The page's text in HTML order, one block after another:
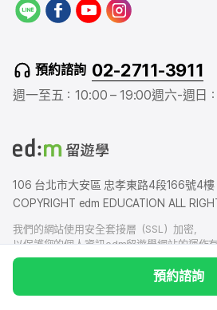
預約諮詢
a
b
o
o
u
e
a
r
預約諮詢 02-2711-3911
週一至五：10:00 – 19:00週六-週日
106 台北市大安區 忠孝東路4段166號4樓
COPYRIGHT edm EDUCATION ALL
我們的網站使用安全套接層（SSL）加密，
以保護您的個人資訊edm留遊學網站的運作
我們也有賠償責任保險，以防您的個人資料